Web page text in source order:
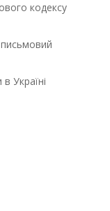
кодексу
Україні